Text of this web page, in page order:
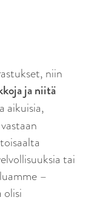
niin
ja niitä
aikuisia,
tai
–
olisi